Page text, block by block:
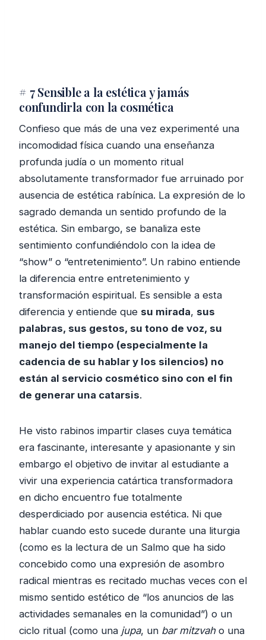
# 7 Sensible a la estética y jamás
confundirla con la cosmética
Confieso que más de una vez experimenté una
incomodidad física cuando una enseñanza
profunda judía o un momento ritual
absolutamente transformador fue arruinado por
ausencia de estética rabínica. La expresión de lo
sagrado demanda un sentido profundo de la
estética. Sin embargo, se banaliza este
sentimiento confundiéndolo con la idea de
“show” o “entretenimiento”. Un rabino entiende
la diferencia entre entretenimiento y
transformación espiritual. Es sensible a esta
diferencia y entiende que su mirada, sus
palabras, sus gestos, su tono de voz, su
manejo del tiempo (especialmente la
cadencia de su hablar y los silencios) no
están al servicio cosmético sino con el fin
de generar una catarsis.
He visto rabinos impartir clases cuya temática
era fascinante, interesante y apasionante y sin
embargo el objetivo de invitar al estudiante a
vivir una experiencia catártica transformadora
en dicho encuentro fue totalmente
desperdiciado por ausencia estética. Ni que
hablar cuando esto sucede durante una liturgia
(como es la lectura de un Salmo que ha sido
concebido como una expresión de asombro
radical mientras es recitado muchas veces con el
mismo sentido estético de “los anuncios de las
actividades semanales en la comunidad”) o un
ciclo ritual (como una jupa, un bar mitzvaho una